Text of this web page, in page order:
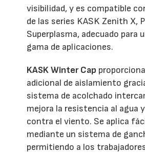
visibilidad, y es compatible
de las series KASK Zenith X,
Superplasma, adecuado para
gama de aplicaciones.
KASK Winter Cap
adicional de aislamiento
sistema de acolchado
mejora la resistencia al agua
contra el viento. Se aplica
mediante un sistema de
permitiendo a los